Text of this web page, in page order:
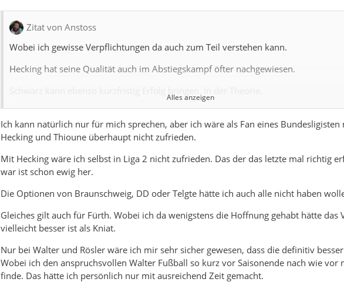
Zitat von Anstoss
Wobei ich gewisse Verpflichtungen da auch zum Teil verstehen kann.
Hecking hat seine Qualität auch im Abstiegskampf öfter nachgewiesen.
Bei Ende gibt man womöglich dem Kader seines ehemaligen Clubs die Schuld. Ich
auch weiterhin dass er ein recht guter Trainer ist.
Ich verstehe worauf du hinausmöchtest,finde die genannten Trainerverpflichtungen
zumindest nicht besonders eigenartig.
Fürth würde ich übrigens nichtmal als Gegenbeispiel nutzen wollen. Heiko Vogel ist
1 Jahr in Basel eher wenig erfolgreich gewesen und war mit Sicherheit nicht erste
Alles anzeigen
Ich kann natürlich nur für mich sprechen, aber ich wäre als Fan eines Bundesligisten
Hecking und Thioune überhaupt nicht zufrieden.
Mit Hecking wäre ich selbst in Liga 2 nicht zufrieden. Das der das letzte mal richtig
war ist schon ewig her.
Die Optionen von Braunschweig, DD oder Telgte hätte ich auch alle nicht haben
Gleiches gilt auch für Fürth. Wobei ich da wenigstens die Hoffnung gehabt hätte das
vielleicht besser ist als Kniat.
Nur bei Walter und Rösler wäre ich mir sehr sicher gewesen, dass die definitiv
Wobei ich den anspruchsvollen Walter Fußball so kurz vor Saisonende nach wie vor
finde. Das hätte ich persönlich nur mit ausreichend Zeit gemacht.